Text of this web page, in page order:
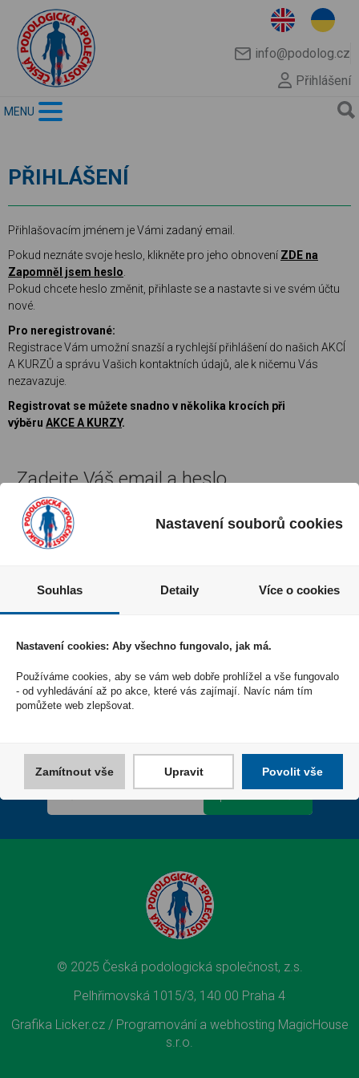
info@podolog.cz
Přihlášení
MENU
PŘIHLÁŠENÍ
Přihlašovacím jménem je Vámi zadaný email.
Pokud neznáte svoje heslo, klikněte pro jeho obnovení ZDE na
Zapomněl jsem heslo
Pokud chcete heslo změnit, přihlaste se a nastavte si ve svém účtu
nové.
Pro neregistrované:
Registrace Vám umožní snazší a rychlejší přihlášení do našich AKCÍ
A KURZŮ a správu Vašich kontaktních údajů, ale k ničemu Vás
nezavazuje.
Registrovat se můžete snadno v několika krocích při
výběru AKCE A KURZY.
Zadejte Váš email a heslo
© 2025 Česká podologická společnost, z.s.
Pelhřimovská 1015/3, 140 00 Praha 4
Grafika Licker.cz / Programování a webhosting MagicHouse
s.r.o.
Nastavení souborů cookies
Souhlas Detaily Více o cookies
Nastavení cookies: Aby všechno fungovalo, jak má.
Používáme cookies, aby se vám web dobře prohlížel a vše fungovalo
- od vyhledávání až po akce, které vás zajímají. Navíc nám tím
pomůžete web zlepšovat.
Zamítnout vše Upravit Povolit vše